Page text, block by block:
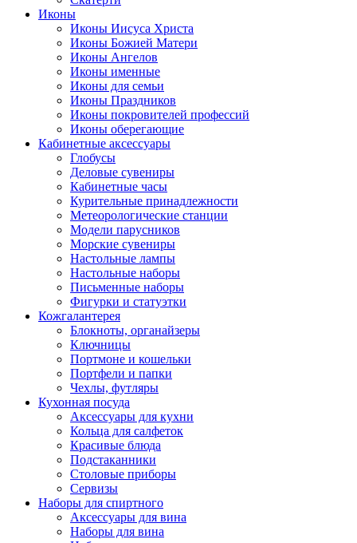
Иконы
Иконы Иисуса Христа
Иконы Божией Матери
Иконы Ангелов
Иконы именные
Иконы для семьи
Иконы Праздников
Иконы покровителей профессий
Иконы оберегающие
Кабинетные аксессуары
Глобусы
Деловые сувениры
Кабинетные часы
Курительные принадлежности
Метеорологические станции
Модели парусников
Морские сувениры
Настольные лампы
Настольные наборы
Письменные наборы
Фигурки и статуэтки
Кожгалантерея
Блокноты, органайзеры
Ключницы
Портмоне и кошельки
Портфели и папки
Чехлы, футляры
Кухонная посуда
Аксессуары для кухни
Кольца для салфеток
Красивые блюда
Подстаканники
Столовые приборы
Cервизы
Наборы для спиртного
Аксессуары для вина
Наборы для вина